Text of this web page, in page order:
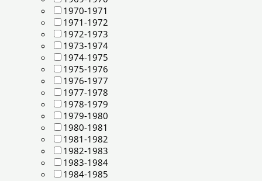
1970-1971
1971-1972
1972-1973
1973-1974
1974-1975
1975-1976
1976-1977
1977-1978
1978-1979
1979-1980
1980-1981
1981-1982
1982-1983
1983-1984
1984-1985